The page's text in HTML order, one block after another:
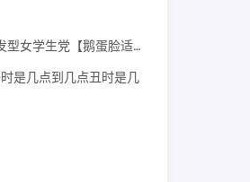
鹅蛋脸适合什么发型女学生党【鹅蛋脸适合什么发型】